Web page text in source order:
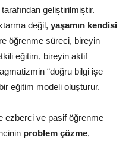
tarafından geliştirilmiştir.
değil, yaşamın kendisi
öğrenme süreci, bireyin
eğitim, bireyin aktif
“doğru bilgi işe
eğitim modeli oluşturur.
ezberci ve pasif öğrenme
problem çözme,